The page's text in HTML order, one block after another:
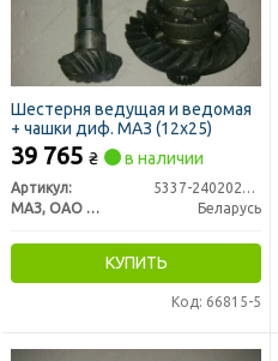
Шестерня ведущая и ведомая
+ чашки диф. МАЗ (12х25)
39 765 ₴ в наличии
Артикул:
5337-2402020-020
МАЗ, ОАО «Минский автомобильный завод»
Беларусь
КУПИТЬ
Код: 66815-5